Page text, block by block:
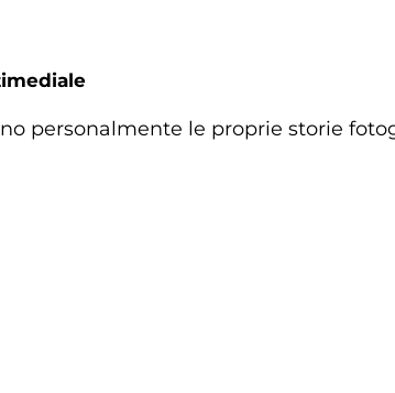
personalmente le proprie storie